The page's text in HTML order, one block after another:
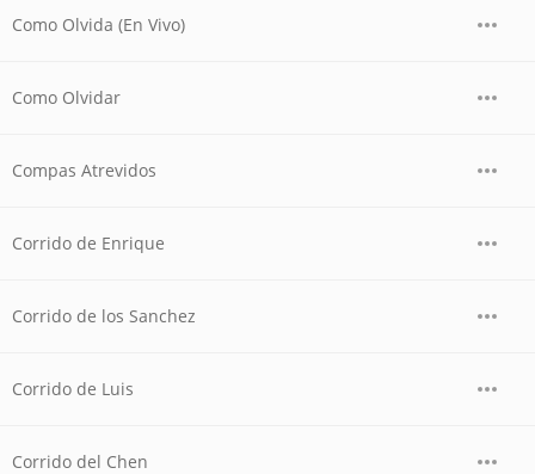
Como Olvida (En Vivo)
Como Olvidar
Compas Atrevidos
Corrido de Enrique
Corrido de los Sanchez
Corrido de Luis
Corrido del Chen